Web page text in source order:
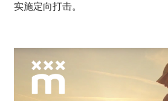
实施定向打击。